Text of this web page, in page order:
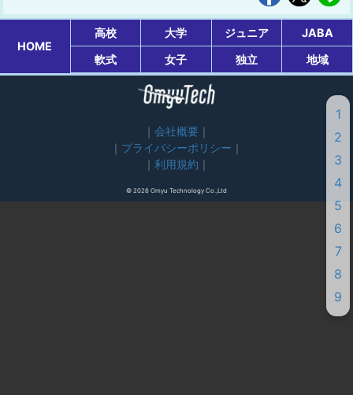
HOME
高校 大学 ジュニア
JABA
軟式
女子 独立 地域
会社概要
プライバシーポリシー
利用規約
© 2026 Omyu Technology Co.,Ltd
1
2
3
4
5
6
7
8
9